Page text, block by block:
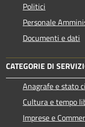
Politici
Personale
Documenti e dati
CATEGORIE DI
Anagrafe e stato
Cultura e tempo
Imprese e